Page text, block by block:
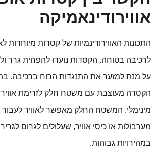
אווירודינאמיקה
התכונות האווירודינמיות של קסדות מיוחדות
לרכיבה בטוחה. הקסדות נועדו להפחית גרר
על מנת למזער את התנגדות הרוח ברכיבה.
הקסדה מעוצבת עם משטח חלק לזרימת אוויר
מינימלי. המשטח החלק מאפשר לאוויר לעבור
מערבולות או כיסי אוויר, שעלולים לגרום
במהירויות גבוהות.